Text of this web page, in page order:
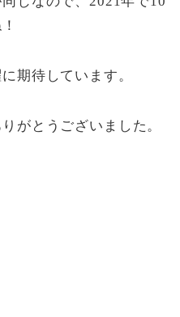
期待しています。
がとうございました。